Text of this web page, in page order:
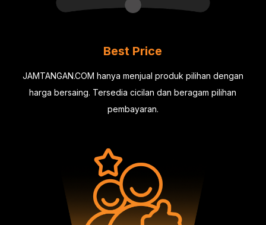
Best Price
JAMTANGAN.COM hanya menjual produk pilihan dengan
harga bersaing. Tersedia cicilan dan beragam pilihan
pembayaran.